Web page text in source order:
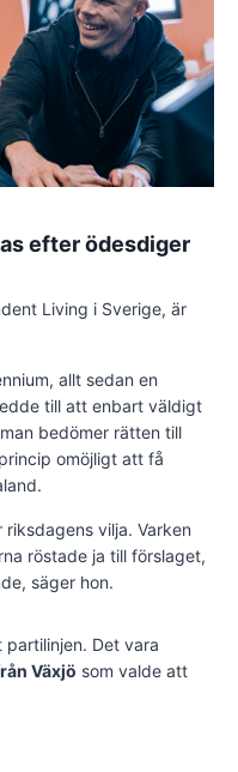
efter ödesdiger
Living i Sverige, är
allt sedan en
till att enbart väldigt
bedömer rätten till
omöjligt att få
vilja. Varken
röstade ja till förslaget,
säger hon.
Det vara
Växjö som valde att